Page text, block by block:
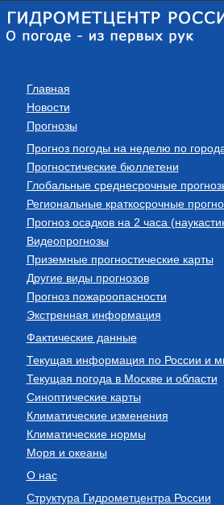
Главная
Новости
Прогнозы
Прогноз погоды на неделю по
Прогностические бюллетени
Глобальные среднесрочные
Региональные краткосрочные
Прогноз осадков на 2 часа
Видеопрогнозы
Приземные прогностические карты
Другие виды прогнозов
Прогноз пожароопасности
Экстренная информация
Фактические данные
Текущая информация по России и
Текущая погода в Москве и области
Синоптические карты
Климатические изменения
Климатические нормы
Моря и океаны
О нас
Структура Гидрометцентра России